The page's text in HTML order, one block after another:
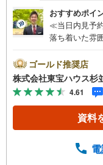
おすすめポイ
≪当日内見予
落ち着いた雰
ー」のご提案
をオンライン
却時、ご自宅
イジングサー
の無料セミ
日時のご希
が必要な場合
ゴールド推奨店
株式会社東宝ハウス杉
4.61
資料